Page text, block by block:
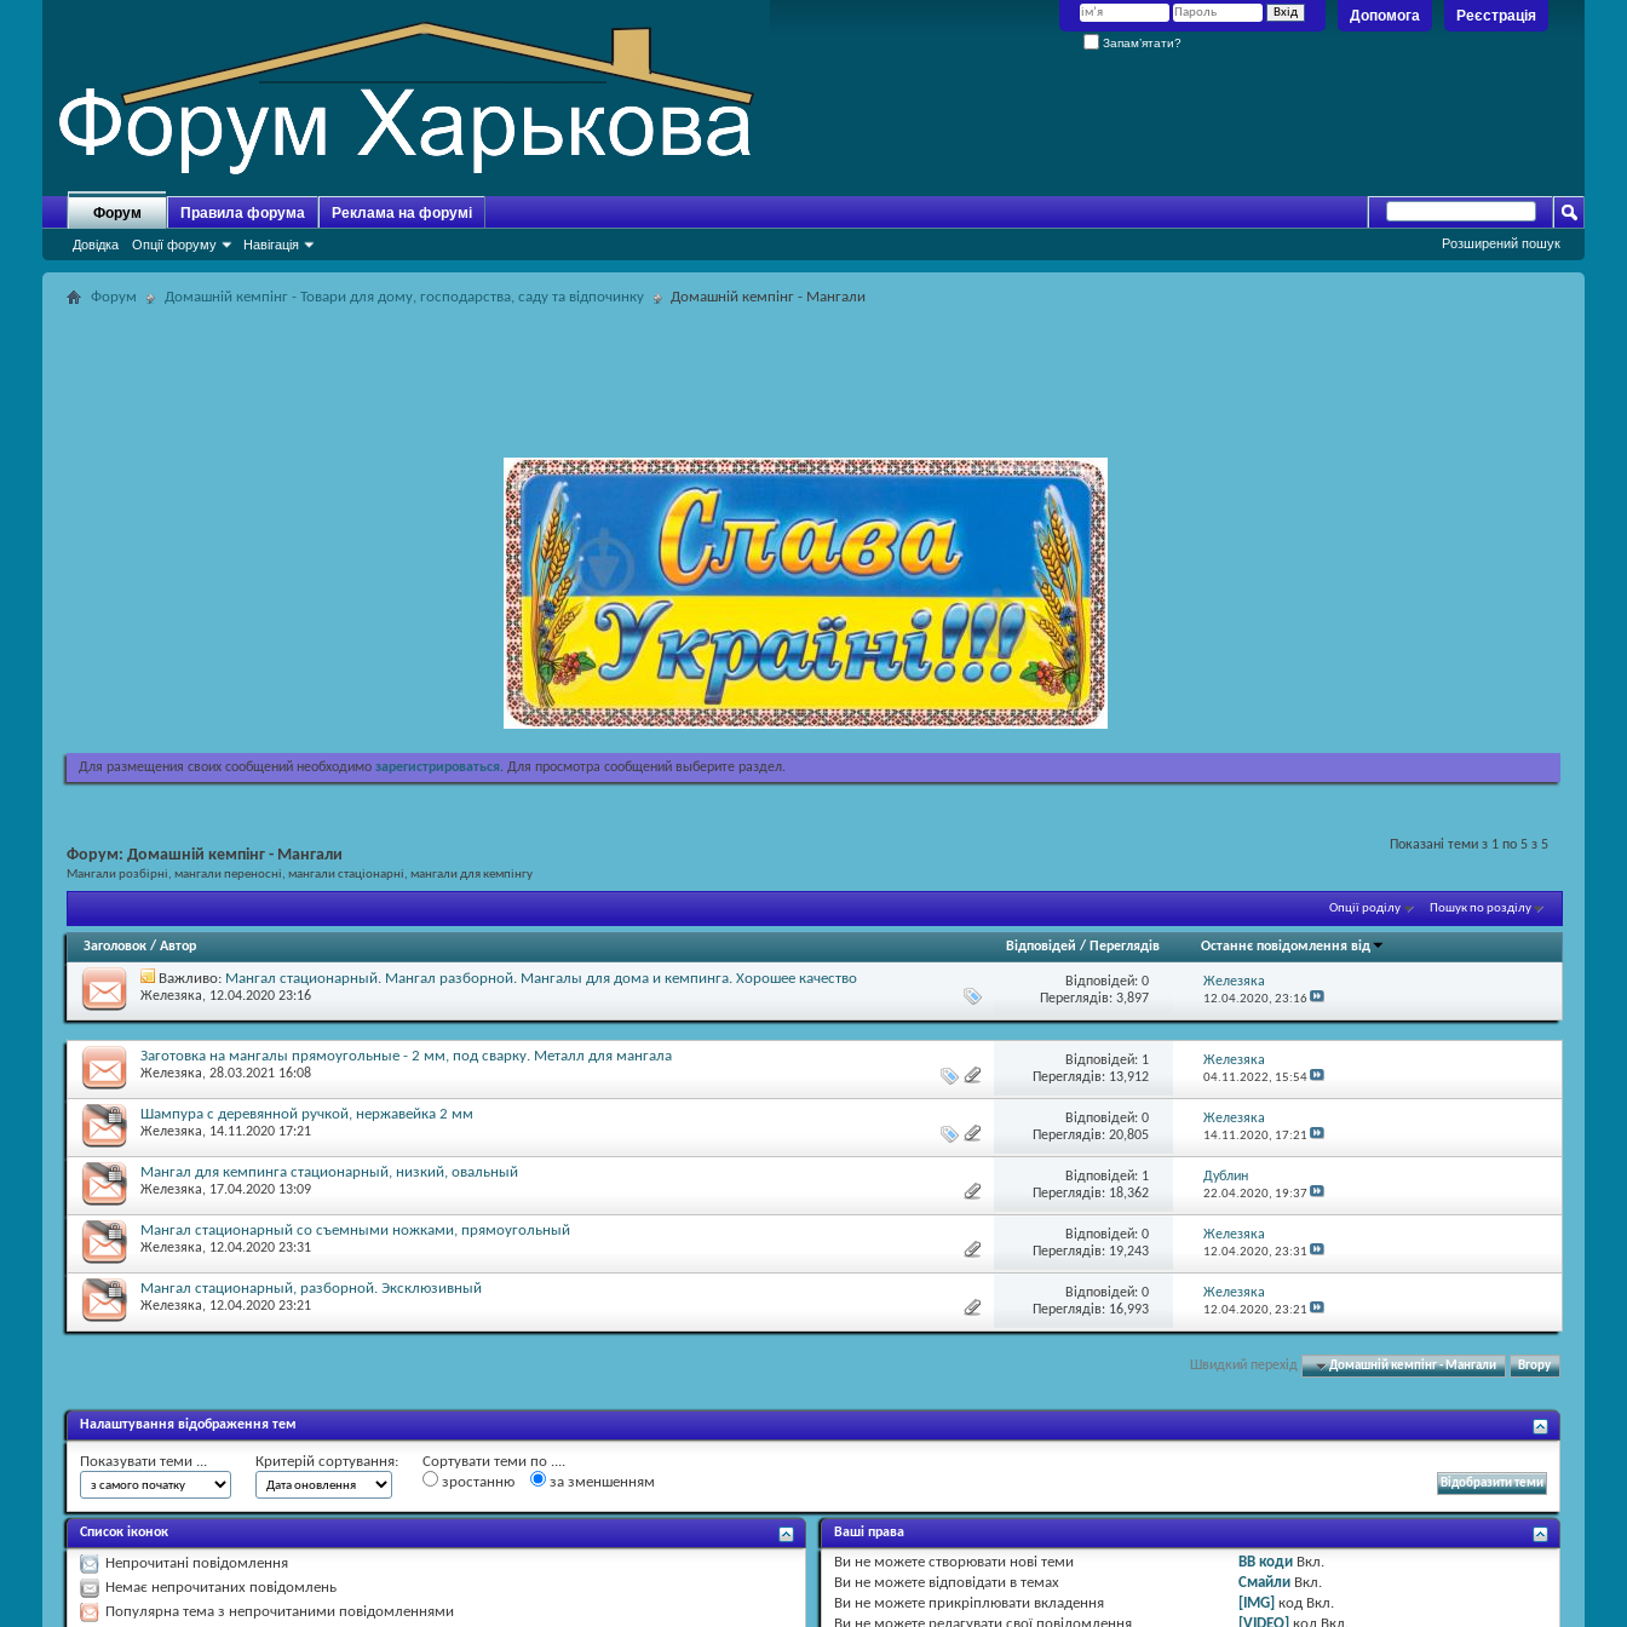
Реєстрація
Допомога
Запам’ятати?
Форум
Довідка Опції форуму Навігація
Правила форума Реклама на форумі
Розширений пошук
Форум Домашній кемпінг - Товари для дому, господарства, саду та відпочинку Домашній кемпінг - Мангали
Для размещения своих сообщений необходимо зарегистрироваться. Для просмотра сообщений выберите раздел.
Показані теми з 1 по 5 з 5
Форум: Домашній кемпінг - Мангали
Мангали розбірні, мангали переносні, мангали стаціонарні, мангали для кемпінгу
Опції роділу Пошук по розділу
Заголовок / Автор Відповідей / Переглядів Останнє повідомлення від
Важливо: Мангал стационарный. Мангал разборной. Мангалы для дома и кемпинга. Хорошее качество
Железяка, 12.04.2020 23:16
Відповідей:0
Переглядів: 3,897
Железяка
12.04.2020, 23:16
Заготовка на мангалы прямоугольные - 2 мм, под сварку. Металл для мангала
Железяка, 28.03.2021 16:08
Відповідей: 1
Переглядів: 13,912
Железяка
04.11.2022, 15:54
Шампура с деревянной ручкой, нержавейка 2 мм
Железяка, 14.11.2020 17:21
Відповідей:0
Переглядів: 20,805
Железяка
14.11.2020, 17:21
Мангал для кемпинга стационарный, низкий, овальный
Железяка, 17.04.2020 13:09
Відповідей: 1
Переглядів: 18,362
Дублин
22.04.2020, 19:37
Мангал стационарный со съемными ножками, прямоугольный
Железяка, 12.04.2020 23:31
Відповідей:0
Переглядів: 19,243
Железяка
12.04.2020, 23:31
Мангал стационарный, разборной. Эксклюзивный
Железяка, 12.04.2020 23:21
Відповідей:0
Переглядів: 16,993
Железяка
12.04.2020, 23:21
Швидкий перехід Домашній кемпінг - Мангали Вгору
Налаштування відображення тем
Показувати теми ... Критерій сортування:
Сортувати теми по ....
зростанню
за зменшенням
Список іконок
Непрочитані повідомлення
Немає непрочитаних повідомлень
Популярна тема з непрочитаними повідомленнями
Ваші права
Ви не можете створювати нові теми
Ви не можете відповідати в темах
Ви не можете прикріплювати вкладення
Ви не можете редагувати свої повідомлення
BB коди Вкл.
Смайли Вкл.
[IMG] код Вкл.
[VIDEO] код Вкл.